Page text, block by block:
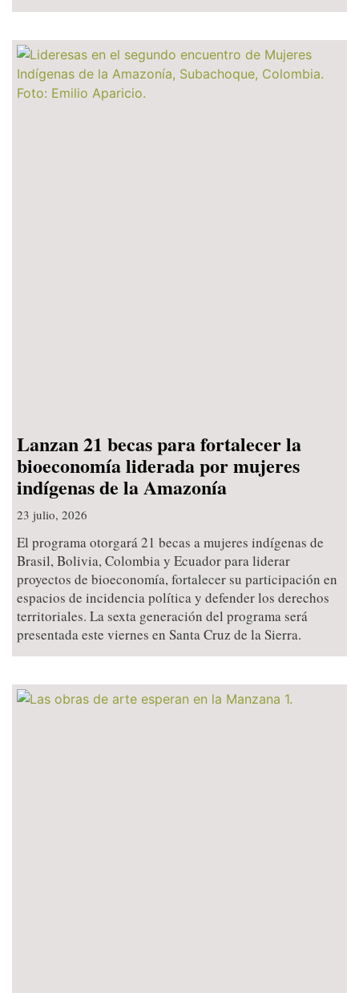
Lanzan 21 becas para fortalecer la
bioeconomía liderada por mujeres
indígenas de la Amazonía
23 julio, 2026
El programa otorgará 21 becas a mujeres indígenas de
Brasil, Bolivia, Colombia y Ecuador para liderar
proyectos de bioeconomía, fortalecer su participación en
espacios de incidencia política y defender los derechos
territoriales. La sexta generación del programa será
presentada este viernes en Santa Cruz de la Sierra.